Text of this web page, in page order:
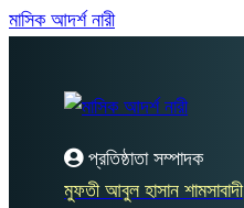
মাসিক আদর্শ নারী
প্রতিষ্ঠাতা সম্পাদক
মুফতী আবুল হাসান শামসাবাদী